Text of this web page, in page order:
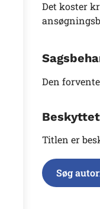
Det koster
Den
Titlen er
Søg